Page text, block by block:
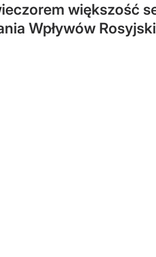
większość
Wpływów